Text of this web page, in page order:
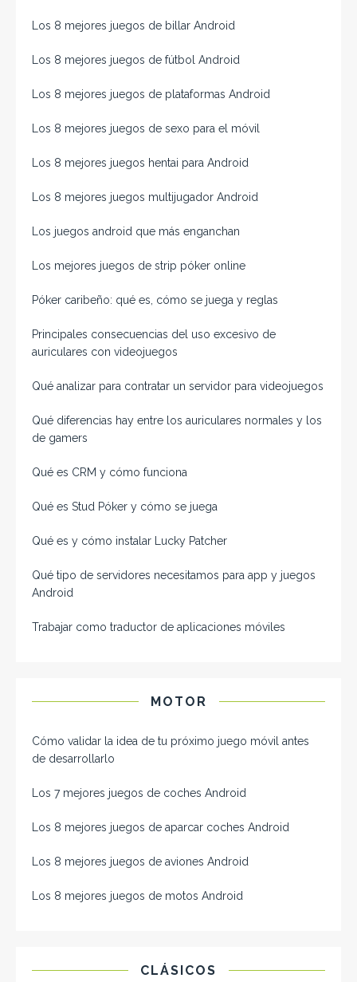
Los 8 mejores juegos de billar Android
Los 8 mejores juegos de fútbol Android
Los 8 mejores juegos de plataformas Android
Los 8 mejores juegos de sexo para el móvil
Los 8 mejores juegos hentai para Android
Los 8 mejores juegos multijugador Android
Los juegos android que más enganchan
Los mejores juegos de strip póker online
Póker caribeño: qué es, cómo se juega y reglas
Principales consecuencias del uso excesivo de
auriculares con videojuegos
Qué analizar para contratar un servidor para videojuegos
Qué diferencias hay entre los auriculares normales y los
de gamers
Qué es CRM y cómo funciona
Qué es Stud Póker y cómo se juega
Qué es y cómo instalar Lucky Patcher
Qué tipo de servidores necesitamos para app y juegos
Android
Trabajar como traductor de aplicaciones móviles
MOTOR
Cómo validar la idea de tu próximo juego móvil antes
de desarrollarlo
Los 7 mejores juegos de coches Android
Los 8 mejores juegos de aparcar coches Android
Los 8 mejores juegos de aviones Android
Los 8 mejores juegos de motos Android
CLÁSICOS